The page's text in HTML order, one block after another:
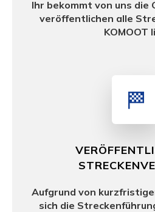
Ihr bekommt von uns die
veröffentlichen alle
KOMOOT
Aufgrund von
sich die